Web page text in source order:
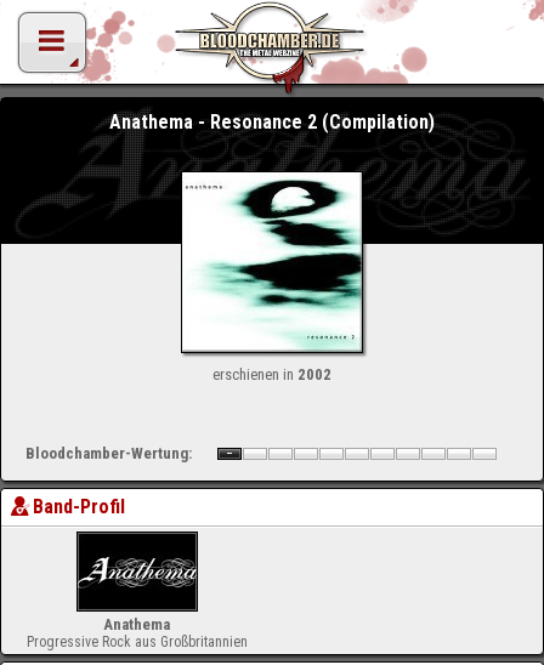
Anathema - Resonance 2 (Compilation)
erschienen in 2002
Bloodchamber-Wertung:
Band-Profil
Anathema
Progressive Rock aus Großbritannien